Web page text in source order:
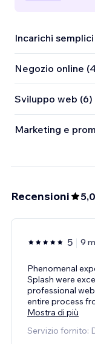
Incarichi semplici
Negozio online
Sviluppo web (6)
Marketing e
Recensioni 5,0
5 9
Phenomenal
Splash were
professional
entire process
Mostra di più
Servizio fornito: